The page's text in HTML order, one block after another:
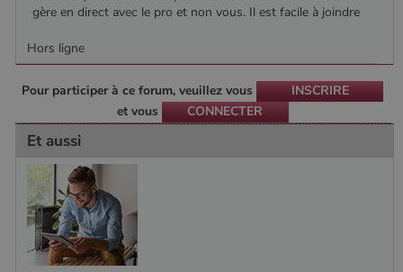
gère en direct avec le pro et non vous. Il est facile à joindre
Hors ligne
Pour participer à ce forum, veuillez vous
INSCRIRE
et vous
CONNECTER
Et aussi